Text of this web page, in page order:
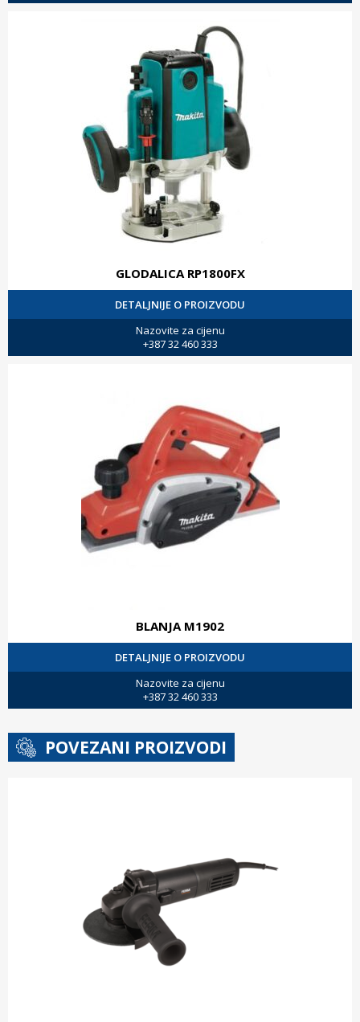
GLODALICA RP1800FX
DETALJNIJE O PROIZVODU
Nazovite za cijenu
+387 32 460 333
BLANJA M1902
DETALJNIJE O PROIZVODU
Nazovite za cijenu
+387 32 460 333
POVEZANI PROIZVODI